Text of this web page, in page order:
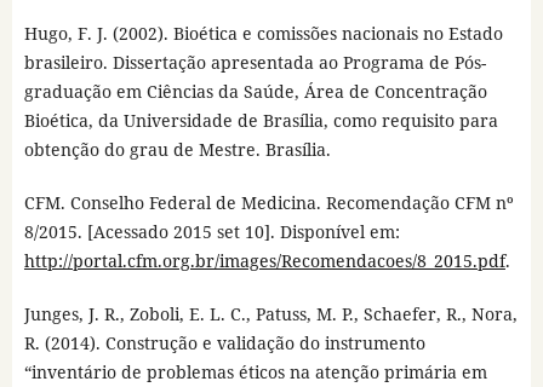
Hugo, F. J. (2002). Bioética e comissões nacionais no Estado
brasileiro. Dissertação apresentada ao Programa de Pós-
graduação em Ciências da Saúde, Área de Concentração
Bioética, da Universidade de Brasília, como requisito para
obtenção do grau de Mestre. Brasília.
CFM. Conselho Federal de Medicina. Recomendação CFM nº
8/2015. [Acessado 2015 set 10]. Disponível em:
http://portal.cfm.org.br/images/Recomendacoes/8_2015.pdf.
Junges, J. R., Zoboli, E. L. C., Patuss, M. P., Schaefer, R., Nora,
R. (2014). Construção e validação do instrumento
“inventário de problemas éticos na atenção primária em